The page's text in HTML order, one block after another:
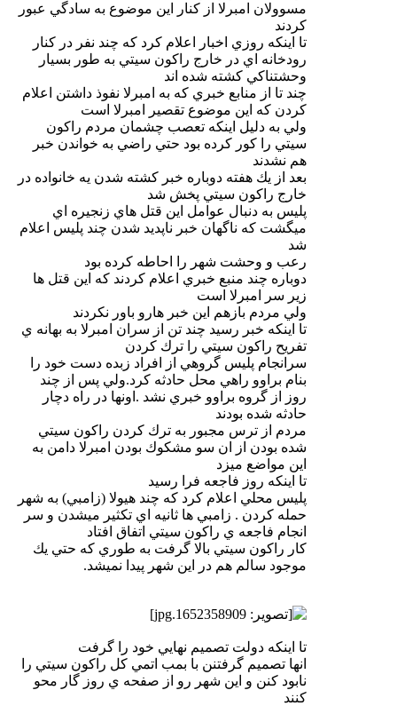
مسوولان امبرلا از كنار اين موضوع به سادگي عبور
كردند
تا اينكه روزي اخبار اعلام كرد كه چند نفر در كنار
رودخانه اي در خارج راكون سيتي به طور بسيار
وحشتناكي كشته شده اند
چند تا از منابع خبري كه به امبرلا نفوذ داشتن اعلام
كردن كه اين موضوع تقصير امبرلا است
ولي به دليل اينكه تعصب چشمان مردم راكون
سيتي را كور كرده بود حتي راضي به خواندن خبر
هم نشدند
بعد از يك هفته دوباره خبر كشته شدن يه خانواده در
خارج راكون سيتي پخش شد
پليس به دنبال عوامل اين قتل هاي زنجيره اي
ميگشت كه ناگهان خبر ناپديد شدن چند پليس اعلام
شد
رعب و وحشت شهر را احاطه كرده بود
دوباره چند منبع خبري اعلام كردند كه اين قتل ها
زير سر امبرلا است
ولي مردم بازهم اين خبر هارو باور نكردند
تا اينكه خبر رسيد چند تن از سران امبرلا به بهانه ي
تفريح راكون سيتي را ترك كردن
سرانجام پليس گروهي از افراد زبده دست خود را
بنام براوو راهي محل حادثه كرد.ولي پس از چند
روز از گروه براوو خبري نشد .اونها در راه دچار
حادثه شده بودند
مردم از ترس مجبور به ترك كردن راكون سيتي
شده بودن از ان سو مشكوك بودن امبرلا دامن به
اين مواضع ميزد
تا اينكه روز فاجعه فرا رسيد
پليس محلي اعلام كرد كه چند هيولا (زامبي) به شهر
حمله كردن . زامبي ها ثانيه اي تكثير ميشدن و سر
انجام فاجعه ي راكون سيتي اتفاق افتاد
كار راكون سيتي بالا گرفت به طوري كه حتي يك
موجود سالم هم در اين شهر پيدا نميشد.
تا اينكه دولت تصميم نهايي خود را گرفت
انها تصميم گرفتنن با بمب اتمي كل راكون سيتي را
نابود كنن و اين شهر رو از صفحه ي روز گار محو
كنند